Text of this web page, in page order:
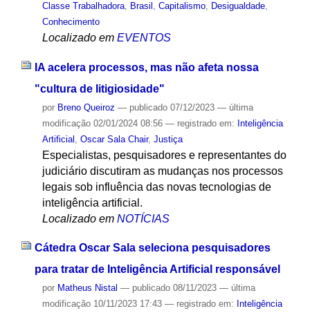
Classe Trabalhadora, Brasil , Capitalismo, Desigualdade,
Conhecimento
Localizado em EVENTOS
IA acelera processos, mas não afeta nossa
"cultura de litigiosidade"
por Breno Queiroz — publicado07/12/2023 — última
modificação02/01/2024 08:56 — registrado em: Inteligência
Artificial Oscar Sala Chair, Justiça
Especialistas, pesquisadores e representantes do
judiciário discutiram as mudanças nos processos
legais sob influência das novas tecnologias de
inteligência artificial.
Localizado em NOTÍCIAS
Cátedra Oscar Sala seleciona pesquisadores
para tratar de Inteligência Artificial responsável
por Matheus Nistal — publicado08/11/2023 — última
modificação10/11/2023 17:43 — registrado em: Inteligência